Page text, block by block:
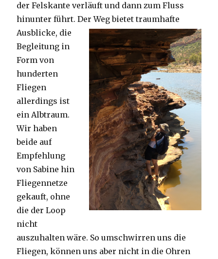
der Felskante verläuft und dann zum Fluss
hinunter führt. Der Weg bietet traumhafte
Ausblicke, die
Begleitung in
Form von
hunderten
Fliegen
allerdings ist
ein Albtraum.
Wir haben
beide auf
Empfehlung
von Sabine hin
Fliegennetze
gekauft, ohne
die der Loop
nicht
auszuhalten wäre. So umschwirren uns die
Fliegen, können uns aber nicht in die Ohren